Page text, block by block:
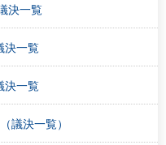
決一覧
決一覧
決一覧
議決一覧）